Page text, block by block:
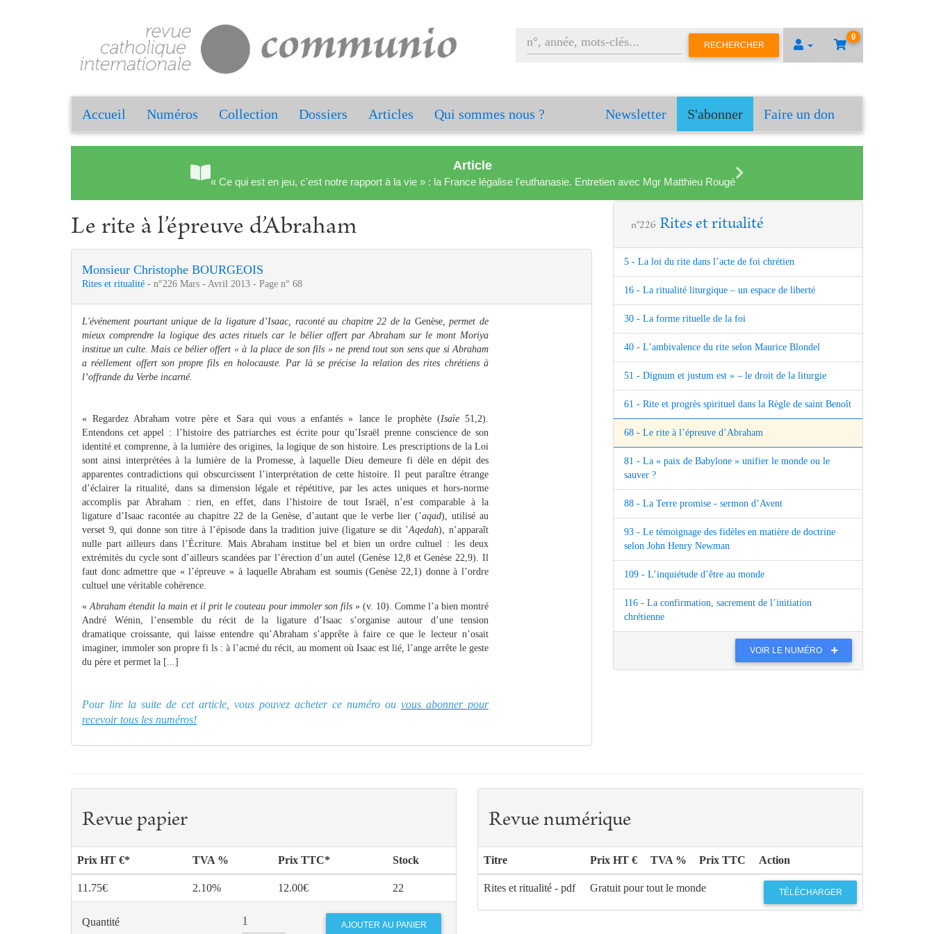
0
RECHERCHER
Accueil Numéros Collection Dossiers Articles Qui sommes nous ? Newsletter S'abonner Faire un don
Article
« Ce qui est en jeu, c'est notre rapport à la vie » : la France légalise l'euthanasie. Entretien avec Mgr Matthieu Rougé
Le rite à l’épreuve d’Abraham
Monsieur Christophe BOURGEOIS
Rites et ritualité - n°226 Mars - Avril 2013 - Page n° 68
L'événement pourtant unique de la ligature d’Isaac, raconté au chapitre 22 de la Genèse, permet de
mieux comprendre la logique des actes rituels car le bélier offert par Abraham sur le mont Moriya
institue un culte. Mais ce bélier offert « à la place de son fils » ne prend tout son sens que si Abraham
a réellement offert son propre fils en holocauste. Par là se précise la relation des rites chrétiens à
l’offrande du Verbe incarné.
« Regardez Abraham votre père et Sara qui vous a enfantés » lance le prophète (Isaïe 51,2).
Entendons cet appel : l’histoire des patriarches est écrite pour qu’Israël prenne conscience de son
identité et comprenne, à la lumière des origines, la logique de son histoire. Les prescriptions de la Loi
sont ainsi interprétées à la lumière de la Promesse, à laquelle Dieu demeure fi dèle en dépit des
apparentes contradictions qui obscurcissent l’interprétation de cette histoire. Il peut paraître étrange
d’éclairer la ritualité, dans sa dimension légale et répétitive, par les actes uniques et hors-norme
accomplis par Abraham : rien, en effet, dans l’histoire de tout Israël, n’est comparable à la
ligature d’Isaac racontée au chapitre 22 de la Genèse, d’autant que le verbe lier (’aqad), utilisé au
verset 9, qui donne son titre à l’épisode dans la tradition juive (ligature se dit ’Aqedah), n’apparaît
nulle part ailleurs dans l’Écriture. Mais Abraham institue bel et bien un ordre cultuel : les deux
extrémités du cycle sont d’ailleurs scandées par l’érection d’un autel (Genèse 12,8 et Genèse 22,9). Il
faut donc admettre que « l’épreuve » à laquelle Abraham est soumis (Genèse 22,1) donne à l’ordre
cultuel une véritable cohérence.
«Abraham étendit la main et il prit le couteau pour immoler son fils » (v. 10). Comme l’a bien montré
André Wénin, l’ensemble du récit de la ligature d’Isaac s’organise autour d’une tension
dramatique croissante, qui laisse entendre qu’Abraham s’apprête à faire ce que le lecteur n’osait
imaginer, immoler son propre fi ls : à l’acmé du récit, au moment où Isaac est lié, l’ange arrête le geste
du père et permet la [...]
Pour lire la suite de cet article, vous pouvez acheter ce numéro ou vous abonner pour
recevoir tous les numéros!
n°226 Rites et ritualité
5 - La loi du rite dans l’acte de foi chrétien
16 - La ritualité liturgique – un espace de liberté
30 - La forme rituelle de la foi
40 - L’ambivalence du rite selon Maurice Blondel
51 - Dignum et justum est » – le droit de la liturgie
61 - Rite et progrès spirituel dans la Règle de saint Benoît
68 - Le rite à l’épreuve d’Abraham
81 - La « paix de Babylone » unifier le monde ou le
sauver ?
88 - La Terre promise - sermon d’Avent
93 - Le témoignage des fidèles en matière de doctrine
selon John Henry Newman
109 - L’inquiétude d’être au monde
116 - La confirmation, sacrement de l’initiation
chrétienne
VOIR LE NUMÉRO
Revue papier
Prix HT €* TVA % Prix TTC* Stock
11.75€ 2.10% 12.00€ 22
Quantité
Revue numérique
Titre Prix HT € TVA % Prix TTC Action
Rites et ritualité - pdf Gratuit pour tout le monde TÉLÉCHARGER